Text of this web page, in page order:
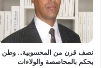
نصف قرن من المحسوبية… وطن
يحكم بالمحاصصة والولاءات